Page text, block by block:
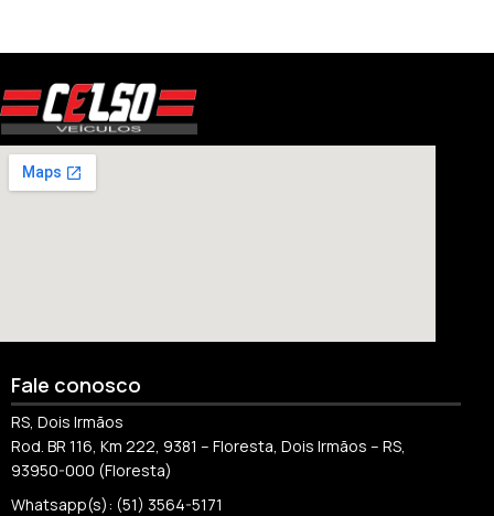
Fale conosco
RS, Dois Irmãos
Rod. BR 116, Km 222, 9381 – Floresta, Dois Irmãos – RS,
93950-000 (Floresta)
Whatsapp(s): (51) 3564-5171